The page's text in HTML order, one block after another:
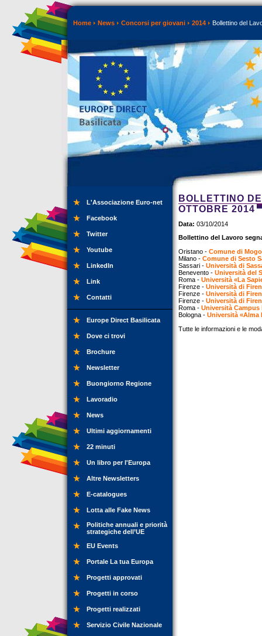
Home News Concorsi per giovani 2014 Bollettino del
L'Associazione Euro-net
Facebook
Twitter
Youtube
LinkedIn
Link
Contatti
Europe Direct Basilicata
Dove ci trovi
Brochure
Newsletter
Buongiorno Regione
Lavoradio
News
Ultimi aggiornamenti
22 minuti
Un libro per l'Europa
Altre Newsletters
E-catalogues
Lotta alle Fake News
Politiche annuali e priorità
strategiche dell’UE
EU Events
Portale La tua Europa
Progetti approvati
Progetti in corso
Progetti realizzati
Servizio Civile Nazionale
BOLLETTINO
OTTOBRE 2014
Data: 03/10/2014
Bollettino del Lavoro
Oristano - Comune di
Milano - Comune di Sesto
Sassari - Università di
Benevento - Università del
Roma - Università «La
Firenze - Università di
Firenze - Università di
Firenze - Università di
Roma - Università Campus
Bologna - Università «Alma
Tutte le informazioni e le